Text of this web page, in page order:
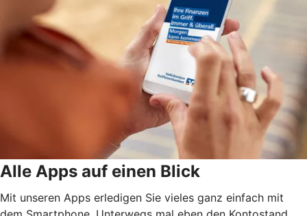
Alle Apps auf einen Blick
Mit unseren Apps erledigen Sie vieles ganz einfach mit